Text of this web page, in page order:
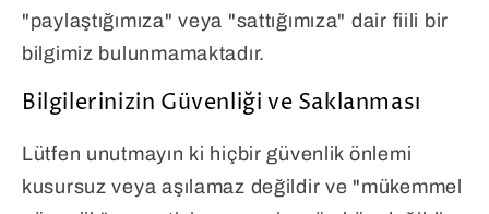
"paylaştığımıza" veya "sattığımıza" dair fiili bir
bilgimiz bulunmamaktadır.
Bilgilerinizin Güvenliği ve Saklanması
Lütfen unutmayın ki hiçbir güvenlik önlemi
kusursuz veya aşılamaz değildir ve "mükemmel